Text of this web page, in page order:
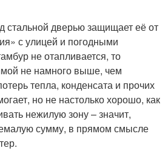
стальной дверью защищает её от
с улицей и погодными
не отапливается, то
не намного выше, чем
тепла, конденсата и прочих
но не настолько хорошо, как
нежилую зону – значит,
сумму, в прямом смысле